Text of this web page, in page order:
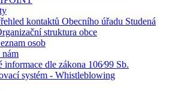
kontaktů Obecního úřadu Studená
struktura obce
osob
nám
informace dle zákona 106⁄99 Sb.
systém - Whistleblowing